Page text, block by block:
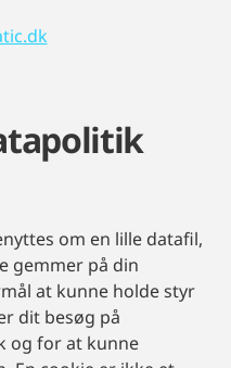
om en lille datafil,
gemmer på din
at kunne holde styr
dit besøg på
og for at kunne